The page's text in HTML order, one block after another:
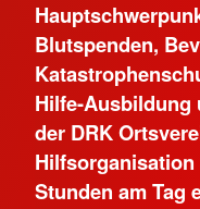
Blutspenden,
Hilfe-Ausbildung
der DRK
Hilfsorganisation
Stunden am Tag